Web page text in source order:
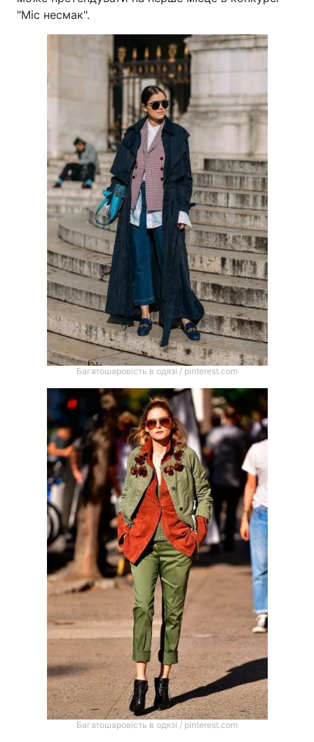
"Міс несмак".
Багатошаровість в одязі / pinterest.com
Багатошаровість в одязі / pinterest.com